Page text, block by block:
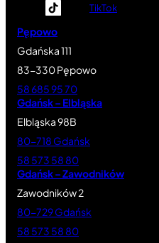
TikTok
Pępowo
Gdańska 111
83-330 Pępowo
58 685 95 70
Gdańsk – Elbląska
Elbląska 98B
80-718 Gdańsk
58 573 58 80
Gdańsk – Zawodników
Zawodników 2
80-729 Gdańsk
58 573 58 80